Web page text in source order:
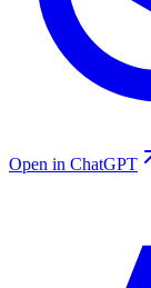
Open in ChatGPT